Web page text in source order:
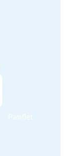
Pamflet